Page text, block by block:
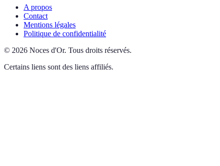
A propos
Contact
Mentions légales
Politique de confidentialité
© 2026 Noces d'Or. Tous droits réservés.
Certains liens sont des liens affiliés.